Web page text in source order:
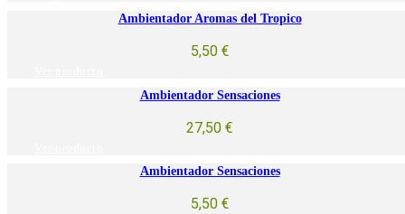
Ambientador Aromas del Tropico
5,50 €
Ambientador Sensaciones
27,50 €
Ambientador Sensaciones
5,50 €